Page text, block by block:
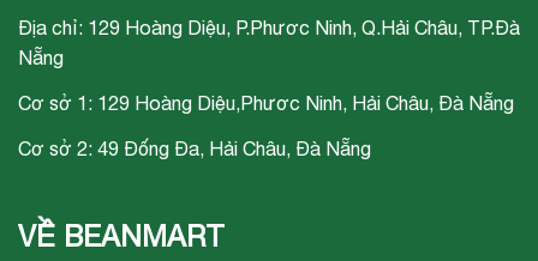
Địa chỉ: 129 Hoàng Diệu, P.Phươc Ninh, Q.Hải Châu, TP.Đà
Nẵng
Cơ sở 1: 129 Hoàng Diệu,Phươc Ninh, Hải Châu, Đà Nẵng
Cơ sở 2: 49 Đống Đa, Hải Châu, Đà Nẵng
VỀ BEANMART